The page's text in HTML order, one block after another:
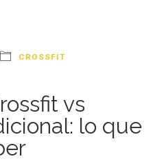
CROSSFIT
vs
lo que